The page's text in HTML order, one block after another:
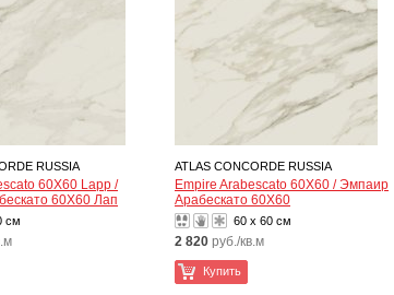
RUSSIA
60X60 Lapp /
60X60 Лап
см
ATLAS CONCORDE RUSSIA
Empire Arabescato 60X60 / Эмпаир
Арабескато 60X60
60 x 60 см
2 820 руб./кв.м
Купить